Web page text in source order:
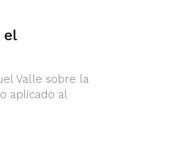
el
Valle sobre la
aplicado al